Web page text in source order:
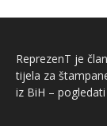
ReprezenT je
tijela za
iz BiH –